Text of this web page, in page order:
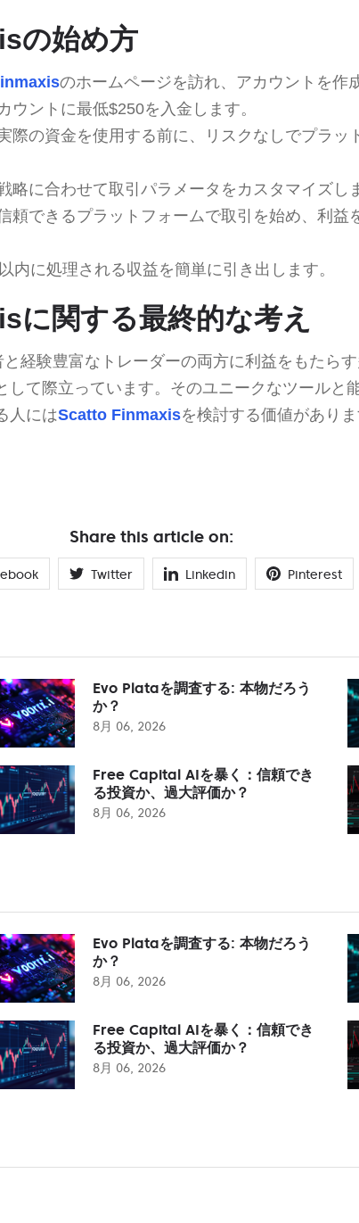
の始め方
のホームページを訪れ、アカウントを作
ウントに最低$250を入金します。
際の資金を使用する前に、リスクなしでプラッ
略に合わせて取引パラメータをカスタマイズし
頼できるプラットフォームで取引を始め、利益
内に処理される収益を簡単に引き出します。
関する最終的な考え
と経験豊富なトレーダーの両方に利益をもたら
して際立っています。そのユニークなツールと
人にはScatto Finmaxisを検討する価値がありま
Share this article on:
Twitter Linkedin Pinterest
Evo Plataを調査する: 本物だろう
か？
8月 06, 2026
Free Capital AIを暴く：信頼でき
る投資か、過大評価か？
8月 06, 2026
Evo Plataを調査する: 本物だろう
か？
8月 06, 2026
Free Capital AIを暴く：信頼でき
る投資か、過大評価か？
8月 06, 2026